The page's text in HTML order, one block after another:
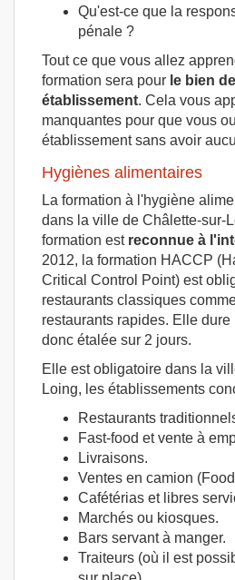
Qu'est-ce que la
pénale ?
Tout ce que vous allez
formation sera pour le bien
établissement. Cela vous
manquantes pour que vous
établissement sans avoir
Hygiènes alimentaires
La formation à l'hygiène
dans la ville de Châlette-sur-
formation estreconnue à
2012, la formation HACCP
Critical Control Point) est
restaurants classiques
restaurants rapides. Elle dure
donc étalée sur 2 jours.
Elle est obligatoire dans la
Loing, les établissements
Restaurants
Fast-food et vente à
Livraisons.
Ventes en camion
Cafétérias et libres
Marchés ou kiosques.
Bars servant à manger.
Traiteurs (où il est